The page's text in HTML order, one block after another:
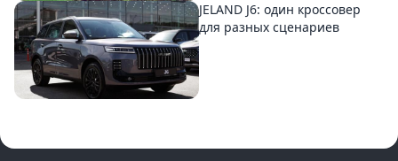
JELAND J6: один кроссовер
для разных сценариев